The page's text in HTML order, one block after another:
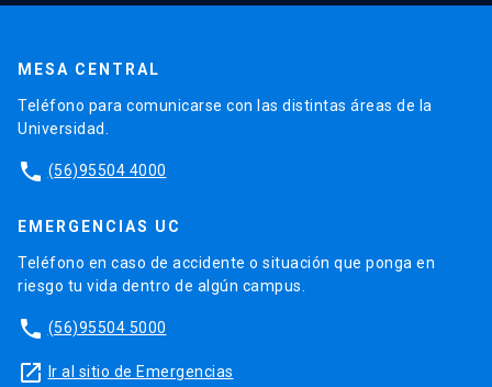
MESA CENTRAL
Teléfono para comunicarse con las distintas áreas de la
Universidad.
phone (56)95504 4000
EMERGENCIAS UC
Teléfono en caso de accidente o situación que ponga en
riesgo tu vida dentro de algún campus.
phone (56)95504 5000
launch Ir al sitio de Emergencias